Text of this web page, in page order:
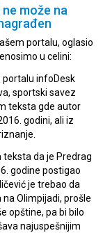
može na
portalu, oglasio
u celini:
infoDesk
sportski savez
teksta gde autor
godini, ali iz
da je Predrag
godine postigao
je trebao da
Olimpijadi, prošle
opštine, pa bi bilo
najuspešnijim